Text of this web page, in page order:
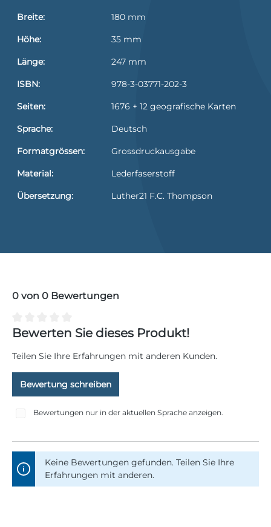
Breite: 180 mm
Höhe: 35 mm
Länge: 247 mm
ISBN: 978-3-03771-202-3
Seiten: 1676 + 12 geografische Karten
Sprache: Deutsch
Formatgrössen: Grossdruckausgabe
Material: Lederfaserstoff
Übersetzung: Luther21 F.C. Thompson
0 von 0 Bewertungen
Durchschnittliche Bewertung von 0 von 5 Sternen
Bewerten Sie dieses Produkt!
Teilen Sie Ihre Erfahrungen mit anderen Kunden.
Bewertung schreiben
Bewertungen nur in der aktuellen Sprache anzeigen.
Keine Bewertungen gefunden. Teilen Sie Ihre
Erfahrungen mit anderen.